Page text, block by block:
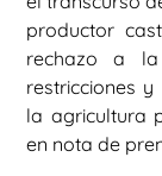
productor
rechazo a
restricciones
la agricultura
en nota de